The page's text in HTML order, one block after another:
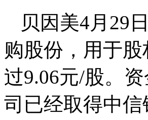
贝因美4月29
购股份，用于
过9.06元/股。
司已经取得中